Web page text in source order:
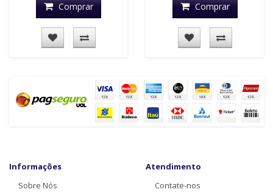
Comprar Comprar
Informações
Sobre Nós
Atendimento
Contate-nos